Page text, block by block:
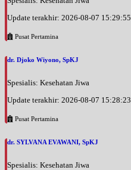
Update terakhir: 2026-08-07 15:29:55
Pusat Pertamina
dr. Djoko Wiyono, SpKJ
Spesialis: Kesehatan Jiwa
Update terakhir: 2026-08-07 15:28:23
Pusat Pertamina
dr. SYLVANA EVAWANI, SpKJ
Spesialis: Kesehatan Jiwa